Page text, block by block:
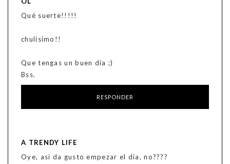
Qué suerte!!!!!
chulísimo!!
Que tengas un buen día ;)
Bss.
RESPONDER
A TRENDY LIFE
Oye, así da gusto empezar el día, no????